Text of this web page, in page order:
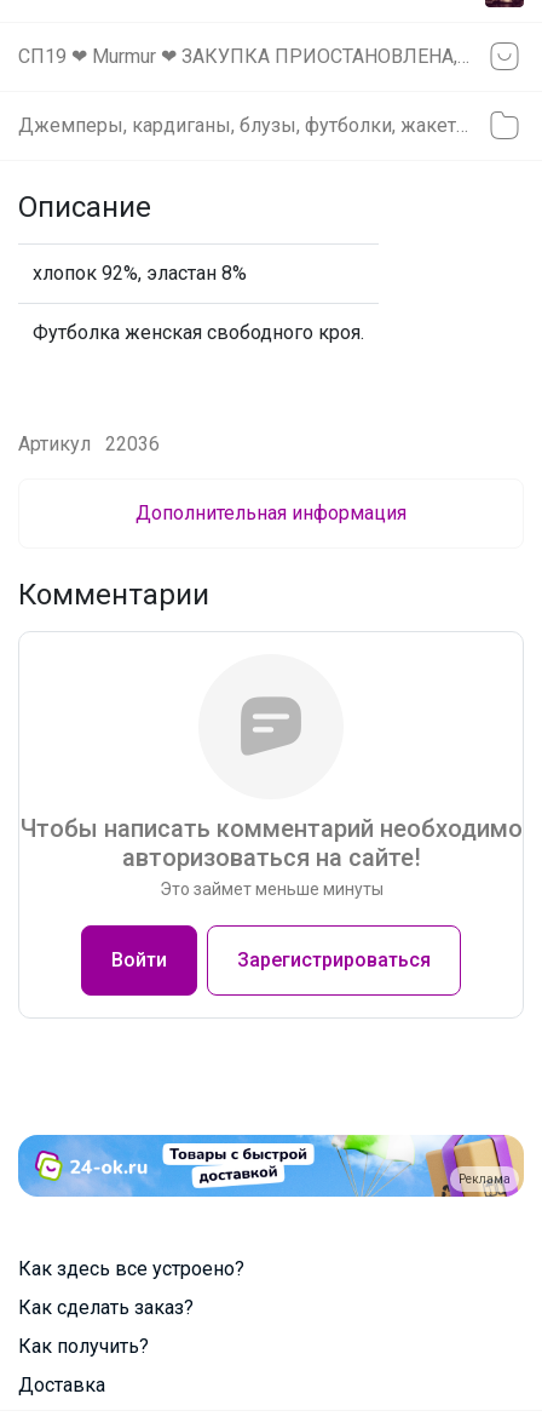
Описание
хлопок 92%, эластан 8%
Футболка женская свободного кроя.
Артикул 22036
Дополнительная информация
Комментарии
Чтобы написать комментарий необходимо
авторизоваться на сайте!
Это займет меньше минуты
Войти Зарегистрироваться
Реклама
Как здесь все устроено?
Как сделать заказ?
Как получить?
Доставка